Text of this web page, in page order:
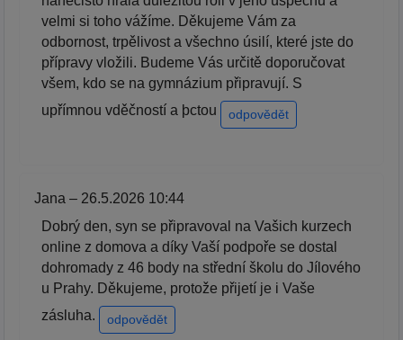
velmi si toho vážíme. Děkujeme Vám za
odbornost, trpělivost a všechno úsilí, které jste do
přípravy vložili. Budeme Vás určitě doporučovat
všem, kdo se na gymnázium připravují. S
upřímnou vděčností a þctou
odpovědět
Jana – 26.5.2026 10:44
Dobrý den, syn se připravoval na Vašich kurzech
online z domova a díky Vaší podpoře se dostal
dohromady z 46 body na střední školu do Jílového
u Prahy. Děkujeme, protože přijetí je i Vaše
zásluha.
odpovědět